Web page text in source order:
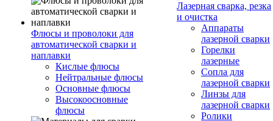
Флюсы и проволоки для
автоматической сварки и
наплавки
Кислые флюсы
Нейтральные флюсы
Основные флюсы
Высокоосновные
флюсы
Лазерная сварка, резка
и очистка
Аппараты
лазерной сварки
Горелки
лазерные
Сопла для
лазерной сварки
Линзы для
лазерной сварки
Ролики